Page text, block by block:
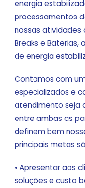
energia
processamentos
nossas atividades
Breaks e
de energia
Contamos com
especializados e
atendimento seja
entre ambas as
definem bem
principais metas
• Apresentar aos
soluções e custo